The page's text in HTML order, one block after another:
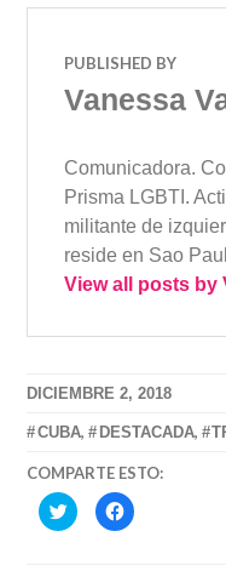
PUBLISHED BY
Vanessa
Comunicadora.
Prisma LGBTI.
militante de
reside en Sao
View all posts by
DICIEMBRE 2, 2018
CUBA, DESTACADA,
COMPARTE ESTO:
HAZ
CLIC
PARA
HAZ
CLIC